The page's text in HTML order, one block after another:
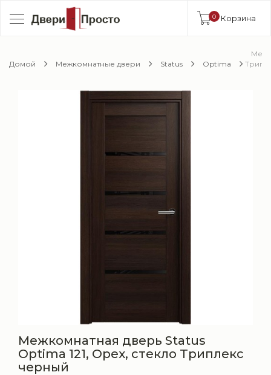
0 Корзина
Домой Межкомнатные двери Status Optima
Межкомнатная дверь Status
Optima 121, Орех, стекло Триплекс
черный